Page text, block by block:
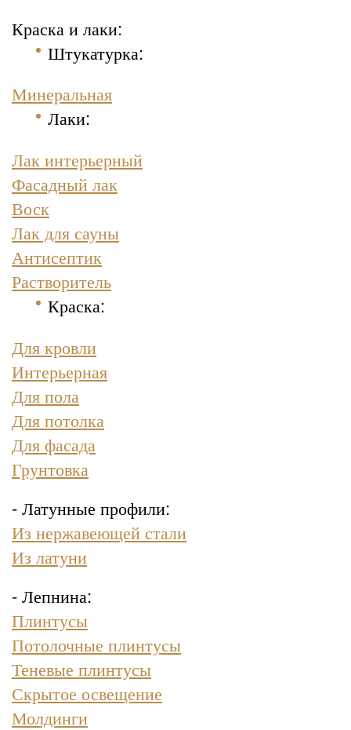
Краска и лаки:
Штукатурка:
Минеральная
Лаки:
Лак интерьерный
Фасадный лак
Воск
Лак для сауны
Антисептик
Растворитель
Краска:
Для кровли
Интерьерная
Для пола
Для потолка
Для фасада
Грунтовка
- Латунные профили:
Из нержавеющей стали
Из латуни
- Лепнина:
Плинтусы
Потолочные плинтусы
Теневые плинтусы
Скрытое освещение
Молдинги